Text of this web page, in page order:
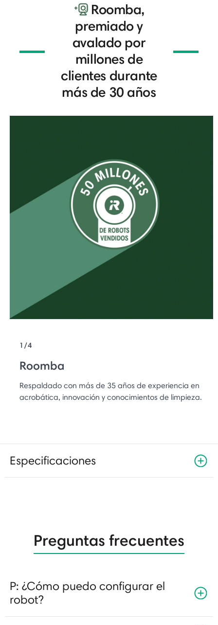
Roomba,
premiado y
avalado por
millones de
clientes durante
más de 30 años
1/4
Roomba
Respaldado con más de 35 años de experiencia en
acrobática, innovación y conocimientos de limpieza.
Especificaciones
Preguntas frecuentes
P: ¿Cómo puedo configurar el
robot?